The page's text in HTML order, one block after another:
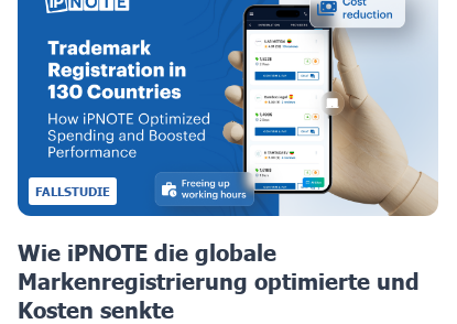
FALLSTUDIE
Wie iPNOTE die globale
Markenregistrierung optimierte und
Kosten senkte